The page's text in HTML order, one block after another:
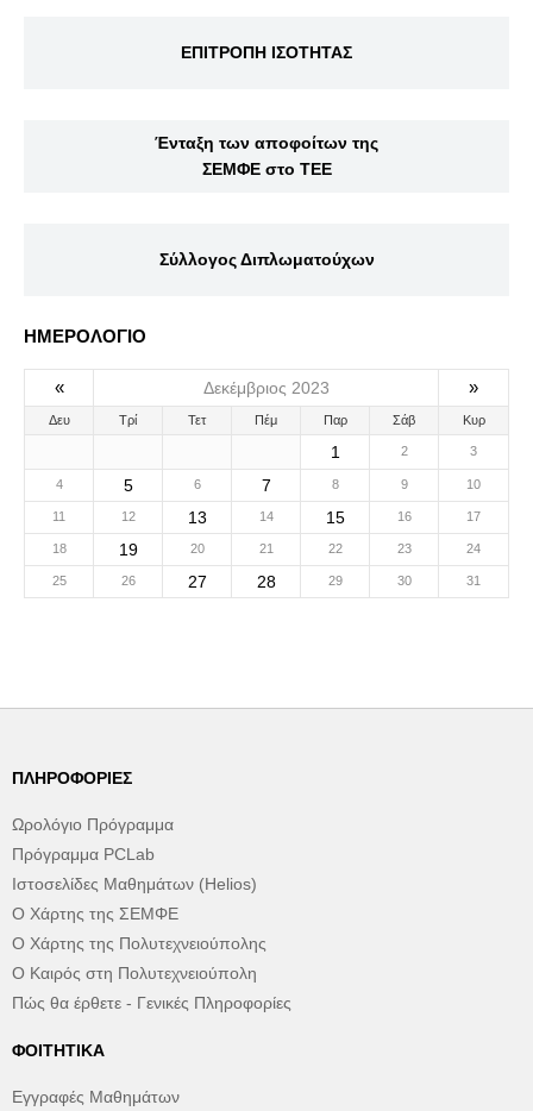
ΕΠΙΤΡΟΠΗ ΙΣΟΤΗΤΑΣ
Ένταξη των αποφοίτων της
ΣΕΜΦΕ στο ΤΕΕ
Σύλλογος Διπλωματούχων
ΗΜΕΡΟΛΟΓΙΟ
« Δεκέμβριος 2023 »
Δευ Τρί Τετ Πέμ Παρ Σάβ Κυρ
1 2 3
4 5 6 7 8 9 10
11 12 13 14 15 16 17
18 19 20 21 22 23 24
25 26 27 28 29 30 31
ΠΛΗΡΟΦΟΡΊΕΣ
Ωρολόγιο Πρόγραμμα
Πρόγραμμα PCLab
Ιστοσελίδες Μαθημάτων (Helios)
Ο Χάρτης της ΣΕΜΦΕ
Ο Χάρτης της Πολυτεχνειούπολης
Ο Καιρός στη Πολυτεχνειούπολη
Πώς θα έρθετε - Γενικές Πληροφορίες
ΦΟΙΤΗΤΙΚΆ
Εγγραφές Μαθημάτων